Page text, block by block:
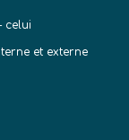
celui
et externe